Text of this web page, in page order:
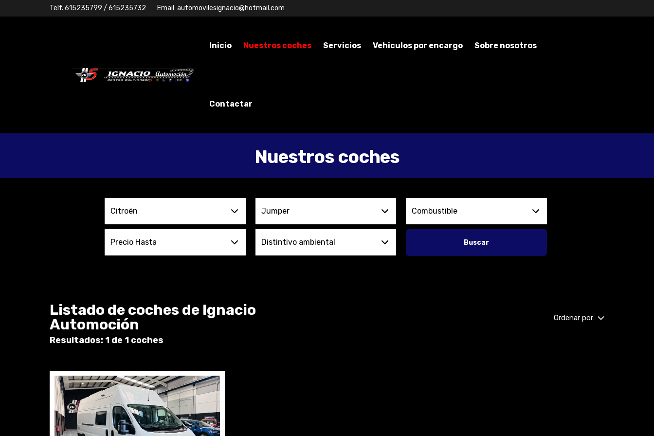
Telf. 615235799 / 615235732 Email: automovilesignacio@hotmail.com
Inicio Nuestros coches Servicios Vehiculos por encargo Sobre nosotros
Contactar
Nuestros coches
Citroën Jumper Combustible
Precio Hasta Distintivo ambiental Buscar
Listado de coches de Ignacio
Automoción
Resultados: 1 de 1 coches
Ordenar por: